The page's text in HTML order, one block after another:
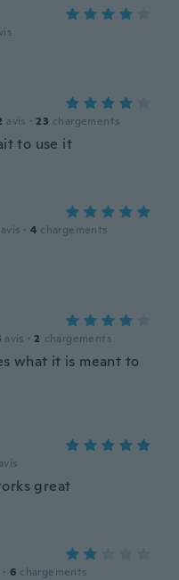
avis · 23 chargements
to use it
avis · 4 chargements
avis · 2 chargements
what it is meant to
avis
great
· 6 chargements